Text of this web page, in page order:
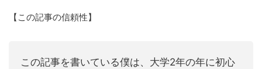
【この記事の信頼性】
この記事を書いている僕は、大学2年の年に初心